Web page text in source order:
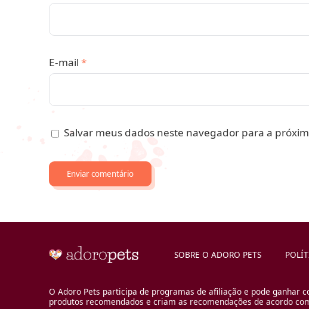
E-mail *
Salvar meus dados neste navegador para a
SOBRE O ADORO PETS
O Adoro Pets participa de programas de afiliação e pode ganhar
produtos recomendados e criam as recomendações de acordo